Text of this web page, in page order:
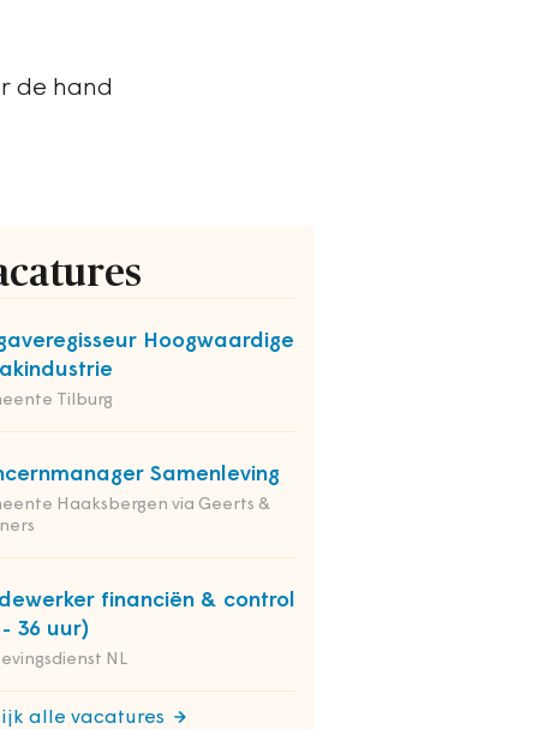
de hand
Hoogwaardige
Tilburg
Samenleving
Haaksbergen via Geerts &
financiën & control
36 uur)
NL
alle vacatures